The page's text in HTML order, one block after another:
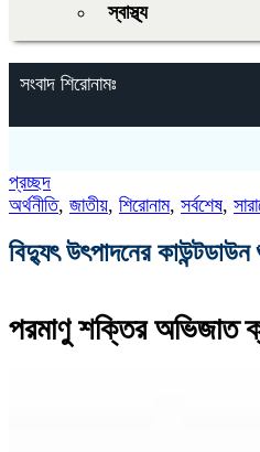
স্বাস্থ্য
সংবাদ শিরোনামঃ
প্রচ্ছদ
অর্থনীতি, জাতীয়, শিরোনাম, সর্বশেষ,
বিদ্যুৎ উৎপাদনের
পরমাণু শক্তির অভিজাত